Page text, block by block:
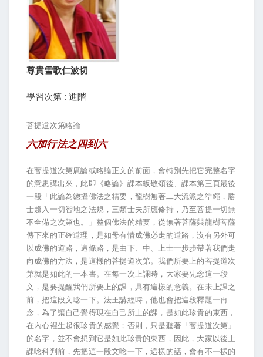
尊貴雪歌仁波切
學習次第 : 進階
菩提道次第略論
六加行法之四到六
在菩提道次第廣論或略論正文的前面，會特別先把它完整名字
的意思講出來，此即《略論》課本皈敬頌後、課本第三頁最後
一段「此論為總攝佛法之精要，龍樹無著二大流派之準繩，勝
士趨入一切智地之法規，三類士夫所應修持，乃至菩提一切無
不全備之次第也。」整個佛法的精要，從無著菩薩與龍樹菩薩
傳下來的正確道理，是如母有情成佛必走的道路，沒有另外可
以成佛的道路，這條路，是由下、中、上士一步步帶著我們走
向成佛的方法，是這樣的菩提道次第。我們所要上的菩提道次
第就是如此的一本書。在每一次上課時，大家要先念這一段
文，是要提醒我們所要上的課，具有這樣的意義。在未上課之
前，把這段文唸一下。法王講經時，他也會把這段釋題一再
念，為了讓自己覺得現在自己所上的課，是如此珍貴的東西，
在內心裡生起很珍貴的感覺；否則，只是聽著「菩提道次第」
的名字，並不會想到它是如此珍貴的東西，因此，大家以後上
課唸科判前，先把這一段文唸一下，這樣的話，會有不一樣的